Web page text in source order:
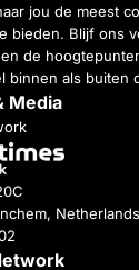
jou de meest
bieden. Blijf ons
de
binnen als buiten
Media
Netherlands